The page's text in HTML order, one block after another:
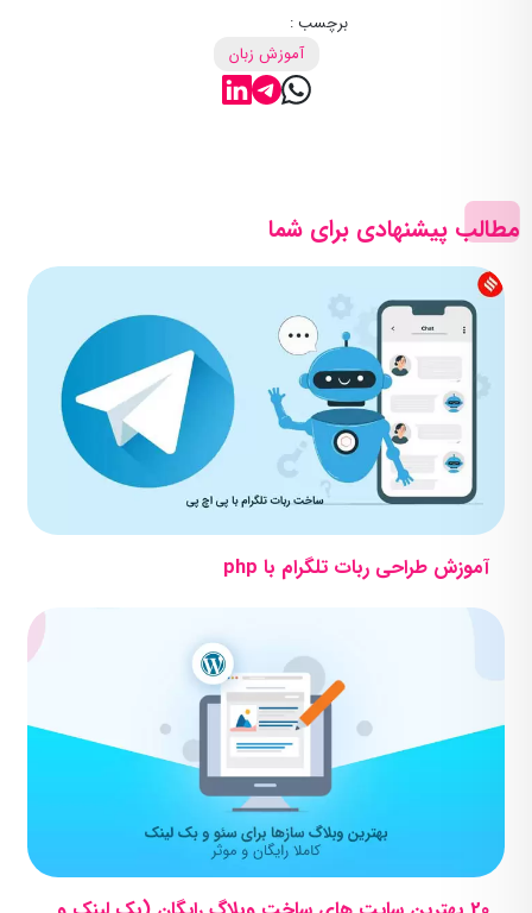
برچسب :
آموزش زبان
مطالب پیشنهادی برای شما
آموزش طراحی ربات تلگرام با php